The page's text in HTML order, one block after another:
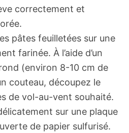
correctement et
pâtes feuilletées sur une
farinée. À l’aide d’un
(environ 8-10 cm de
couteau, découpez le
de vol-au-vent souhaité.
sur une plaque
de papier sulfurisé.